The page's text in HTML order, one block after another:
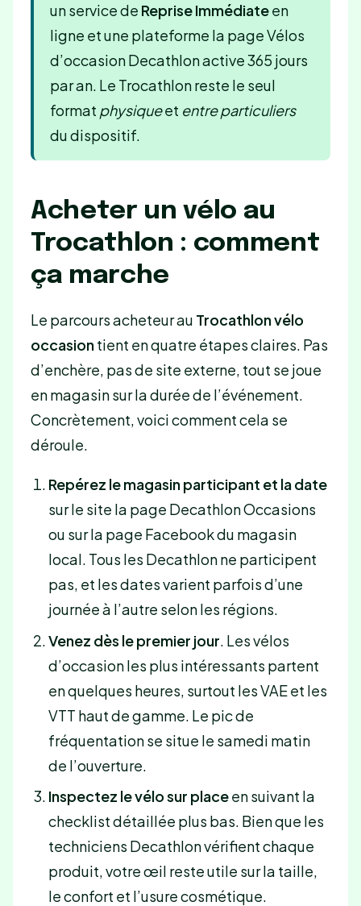
un service de Reprise Immédiateen
ligne et une plateforme la page Vélos
d’occasion Decathlon active 365 jours
par an. Le Trocathlon reste le seul
format physiqueet entre particuliers
du dispositif.
Acheter un vélo au
Trocathlon : comment
ça marche
Le parcours acheteur au Trocathlon vélo
occasiontient en quatre étapes claires. Pas
d’enchère, pas de site externe, tout se joue
en magasin sur la durée de l’événement.
Concrètement, voici comment cela se
déroule.
Repérez le magasin participant et la date
sur le site la page Decathlon Occasions
ou sur la page Facebook du magasin
local. Tous les Decathlon ne participent
pas, et les dates varient parfois d’une
journée à l’autre selon les régions.
Venez dès le premier jour. Les vélos
d’occasion les plus intéressants partent
en quelques heures, surtout les VAE et les
VTT haut de gamme. Le pic de
fréquentation se situe le samedi matin
de l’ouverture.
Inspectez le vélo sur placeen suivant la
checklist détaillée plus bas. Bien que les
techniciens Decathlon vérifient chaque
produit, votre œil reste utile sur la taille,
le confort et l’usure cosmétique.